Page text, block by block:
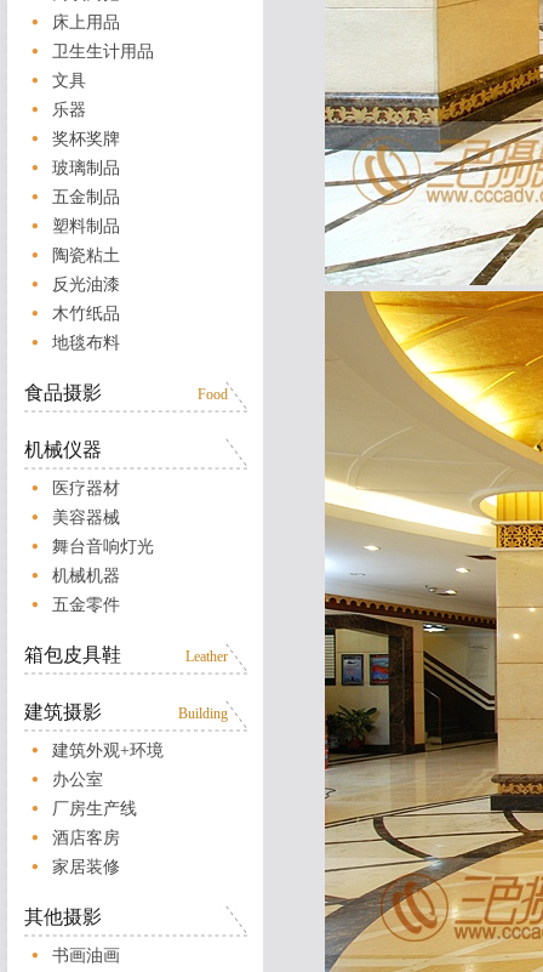
床上用品
卫生生计用品
文具
乐器
奖杯奖牌
玻璃制品
五金制品
塑料制品
陶瓷粘土
反光油漆
木竹纸品
地毯布料
食品摄影 Food
机械仪器
医疗器材
美容器械
舞台音响灯光
机械机器
五金零件
箱包皮具鞋 Leather
建筑摄影 Building
建筑外观+环境
办公室
厂房生产线
酒店客房
家居装修
其他摄影
书画油画